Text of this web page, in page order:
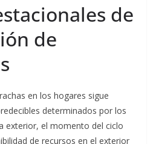
de
de
en los hogares sigue
determinados por los
exterior, el momento del ciclo
de recursos en el exterior